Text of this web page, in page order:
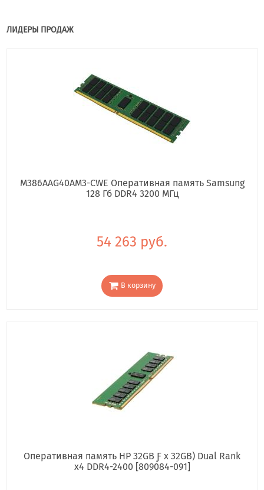
ЛИДЕРЫ ПРОДАЖ
M386AAG40AM3-CWE Оперативная память Samsung
128 Гб DDR4 3200 МГц
54 263 руб.
В корзину
Оперативная память HP 32GB Ƒ x 32GB) Dual Rank
x4 DDR4-2400 [809084-091]